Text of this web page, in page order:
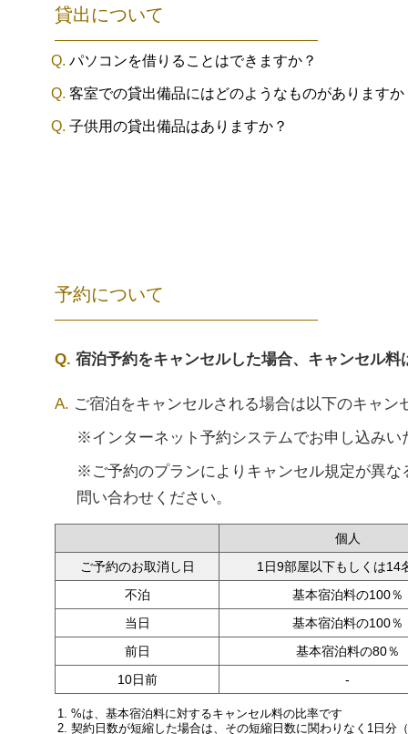
貸出について
パソコンを借りることはできますか？
客室での貸出備品にはどのようなものがありますか
子供用の貸出備品はありますか？
予約について
宿泊予約をキャンセルした場合、キャンセル料
ご宿泊をキャンセルされる場合は以下のキャン
※インターネット予約システムでお申し込み
※ご予約のプランによりキャンセル規定が異
問い合わせください。
個人
ご予約のお取消し日
1日9部屋以下もしくは14
不泊
基本宿泊料の100％
当日
基本宿泊料の100％
前日
基本宿泊料の80％
10日前
-
%は、基本宿泊料に対するキャンセル料の比率です
契約日数が短縮した場合は、その短縮日数に関わりなく1日分